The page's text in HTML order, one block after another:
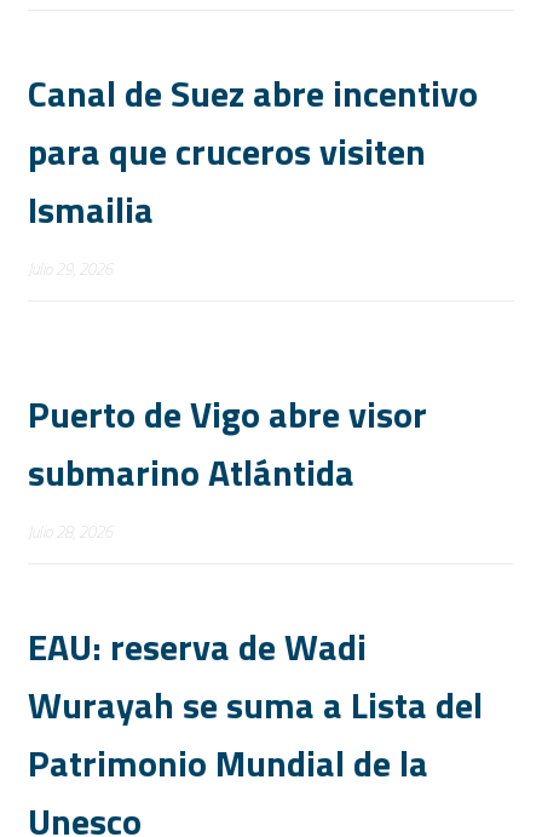
Canal de Suez abre incentivo
para que cruceros visiten
Ismailia
Julio 29, 2026
Puerto de Vigo abre visor
submarino Atlántida
Julio 28, 2026
EAU: reserva de Wadi
Wurayah se suma a Lista del
Patrimonio Mundial de la
Unesco